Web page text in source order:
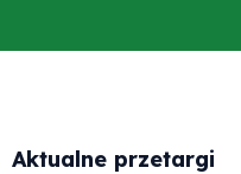
Aktualne przetargi